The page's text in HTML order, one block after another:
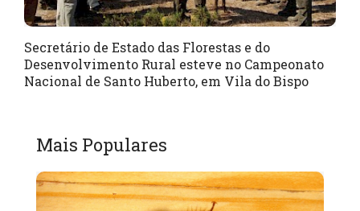
Secretário de Estado das Florestas e do
Desenvolvimento Rural esteve no Campeonato
Nacional de Santo Huberto, em Vila do Bispo
Mais Populares